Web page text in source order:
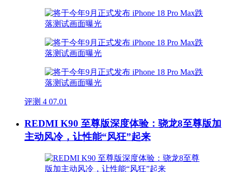
评测 4 07.01
REDMI K90 至尊版深度体验：骁龙8至尊版加
主动风冷，让性能“风狂”起来